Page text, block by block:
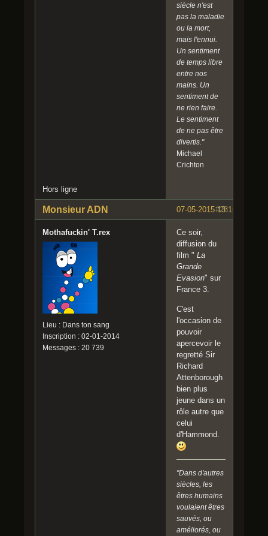
siècle n'est
pas la maladie
ou la mort,
mais l'ennui.
Un sentiment
de temps libre
entre nos
mains. Un
sentiment de
ne rien faire.
Le sentiment
de ne pas être
divertis."
Michael
Crichton
Hors ligne
#28
07-05-2015 13:15:17
Monsieur ADN
Mothafuckin' T.rex
Lieu : Dans ton sang
Inscription : 02-01-2014
Messages : 20 739
Ce soir,
diffusion du
film " La
Grande
Evasion" sur
France 3.
C'est
l'occasion de
pouvoir
apercevoir le
regretté Sir
Richard
Attenborough
bien plus
jeune dans un
rôle autre que
celui
d'Hammond.
"Dans d'autres
siècles, les
êtres humains
voulaient êtres
sauvés, ou
améliorés, ou